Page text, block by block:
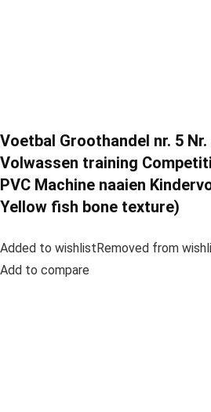
Voetbal Groothandel nr. 5
Volwassen training
PVC Machine naaien
Yellow fish bone texture)
Added to wishlistRemoved from
Add to compare